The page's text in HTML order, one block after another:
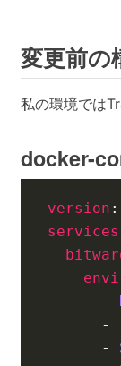
変更前の
私の環境では
docker-
version :
services
-
-
-